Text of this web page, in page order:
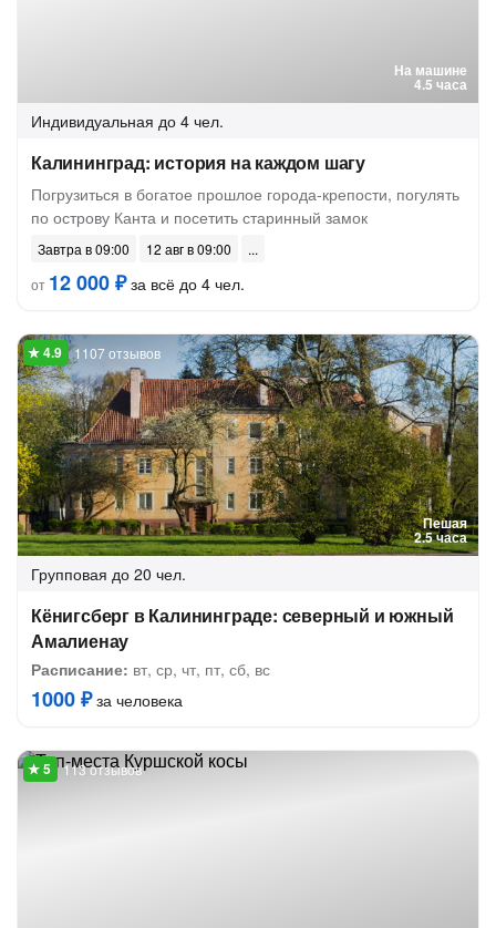
На машине
4.5 часа
Индивидуальная до 4 чел.
Калининград: история на каждом шагу
Погрузиться в богатое прошлое города-крепости, погулять
по острову Канта и посетить старинный замок
Завтра в 09:00
12 авг в 09:00
от 12 000 ₽за всё до 4 чел.
Пешая
2.5 часа
1107 отзывов
Групповая до 20 чел.
Кёнигсберг в Калининграде: северный и южный
Амалиенау
Расписание: вт, ср, чт, пт, сб, вс
1000 ₽за человека
113 отзывов